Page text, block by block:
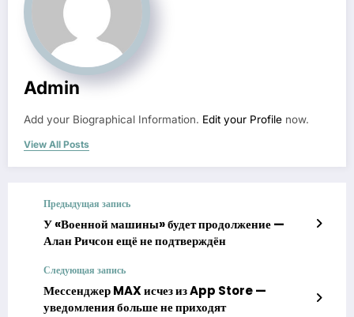
Admin
Add your Biographical Information. Edit your Profile now.
View All Posts
Предыдущая запись
У «Военной машины» будет продолжение —
Алан Ричсон ещё не подтверждён
Следующая запись
Мессенджер MAX исчез из App Store —
уведомления больше не приходят